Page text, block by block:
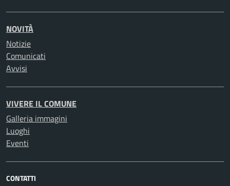
NOVITÀ
Notizie
Comunicati
Avvisi
VIVERE IL COMUNE
Galleria immagini
Luoghi
Eventi
CONTATTI